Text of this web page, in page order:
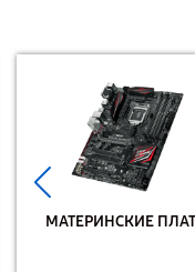
МАТЕРИНСКИЕ